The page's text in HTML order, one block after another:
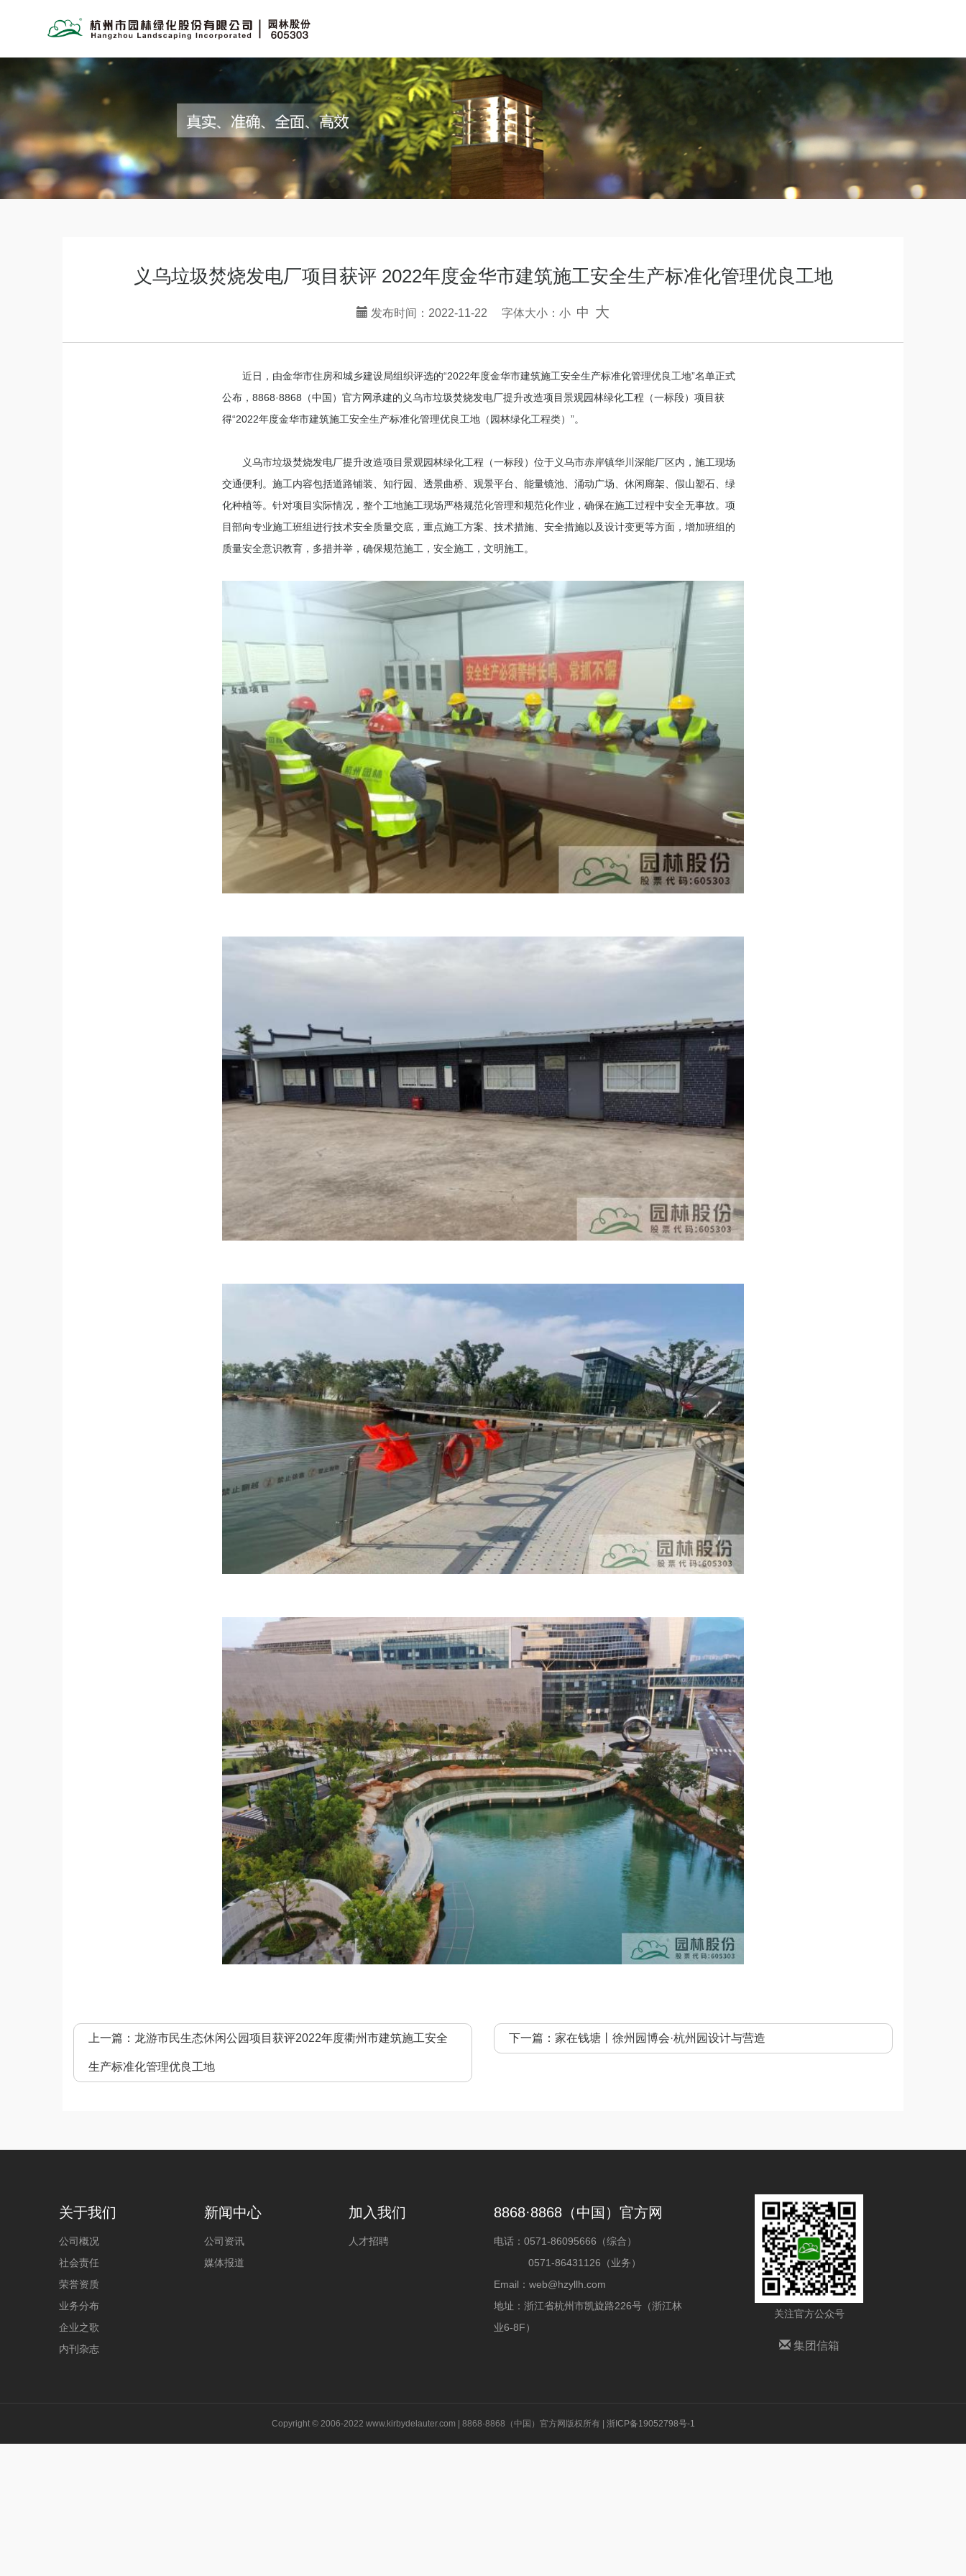
义乌垃圾焚烧发电厂项目获评 2022年度金华市建筑施工安全生产标准化管理优良工地
发布时间：2022-11-22 字体大小： 小 中 大
近日，由金华市住房和城乡建设局组织评选的“2022年度金华市建筑施工安全生产标准化管理优良工地”名单正式
公布，8868·8868（中国）官方网承建的义乌市垃圾焚烧发电厂提升改造项目景观园林绿化工程（一标段）项目获
得“2022年度金华市建筑施工安全生产标准化管理优良工地（园林绿化工程类）”。
义乌市垃圾焚烧发电厂提升改造项目景观园林绿化工程（一标段）位于义乌市赤岸镇华川深能厂区内，施工现场
交通便利。施工内容包括道路铺装、知行园、透景曲桥、观景平台、能量镜池、涌动广场、休闲廊架、假山塑石、绿
化种植等。针对项目实际情况，整个工地施工现场严格规范化管理和规范化作业，确保在施工过程中安全无事故。项
目部向专业施工班组进行技术安全质量交底，重点施工方案、技术措施、安全措施以及设计变更等方面，增加班组的
质量安全意识教育，多措并举，确保规范施工，安全施工，文明施工。
上一篇： 龙游市民生态休闲公园项目获评2022年度衢州市建筑施工安全
生产标准化管理优良工地
下一篇： 家在钱塘丨徐州园博会·杭州园设计与营造
关于我们
公司概况
社会责任
荣誉资质
业务分布
企业之歌
内刊杂志
新闻中心
公司资讯
媒体报道
加入我们
人才招聘
8868·8868（中国）官方网
电话： 0571-86095666（综合）
0571-86431126（业务）
Email：web@hzyllh.com
地址：浙江省杭州市凯旋路226号（浙江林
业6-8F）
关注官方公众号
集团信箱
Copyright © 2006-2022 www.kirbydelauter.com | 8868·8868（中国）官方网版权所有 | 浙ICP备19052798号-1